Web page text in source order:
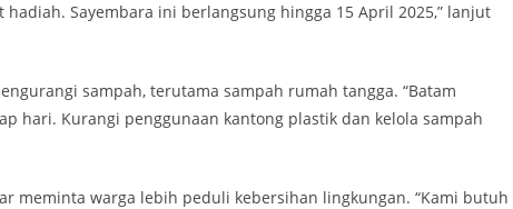
Sayembara ini berlangsung hingga 15 April 2025,” lanjut
sampah, terutama sampah rumah tangga. “Batam
hari. Kurangi penggunaan kantong plastik dan kelola sampah
meminta warga lebih peduli kebersihan lingkungan. “Kami butuh